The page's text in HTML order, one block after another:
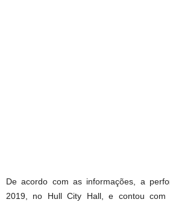
De acordo com as informações, a
2019, no Hull City Hall, e contou com